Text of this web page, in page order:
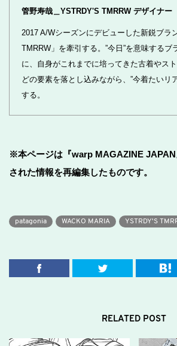
管野寿哉＿YSTRDY'S TMRRW デザイナー
2017 A/Wシーズンにデビューした新鋭ブラ
TMRRW」を牽引する。”今日”を意味するブ
に、自身がこれまでに培ってきた古着やス
どの要素を落とし込みながら、”今着たいリ
する。
※本ページは『warp MAGAZINE JAPAN
された情報を再編集したものです。
patagonia WACKO MARIA YSTRDY'S
RELATED POST